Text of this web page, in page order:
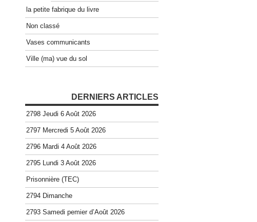
la petite fabrique du livre
Non classé
Vases communicants
Ville (ma) vue du sol
DERNIERS ARTICLES
2798 Jeudi 6 Août 2026
2797 Mercredi 5 Août 2026
2796 Mardi 4 Août 2026
2795 Lundi 3 Août 2026
Prisonnière (TEC)
2794 Dimanche
2793 Samedi pemier d’Août 2026